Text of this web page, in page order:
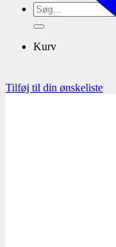
Søg
efter:
Kurv
Tilføj til din ønskeliste